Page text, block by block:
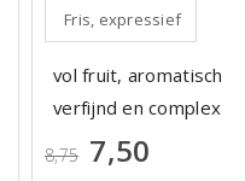
Fris, expressief
vol fruit, aromatisch
verfijnd en complex
8,75 7,50